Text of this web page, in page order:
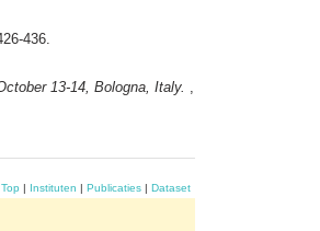
436.
13-14, Bologna, Italy.
Top | Instituten | Publicaties | Dataset